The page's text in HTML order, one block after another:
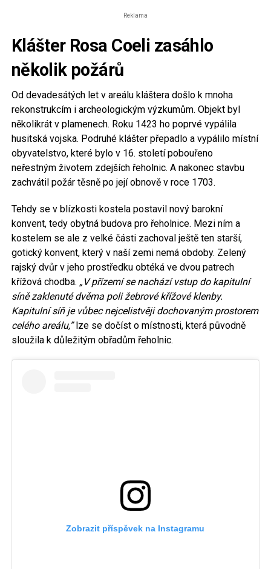
Reklama
Klášter Rosa Coeli zasáhlo
několik požárů
Od devadesátých let v areálu kláštera došlo k mnoha
rekonstrukcím i archeologickým výzkumům. Objekt byl
několikrát v plamenech. Roku 1423 ho poprvé vypálila
husitská vojska. Podruhé klášter přepadlo a vypálilo místní
obyvatelstvo, které bylo v 16. století pobouřeno
neřestným životem zdejších řeholnic. A nakonec stavbu
zachvátil požár těsně po její obnově v roce 1703.
Tehdy se v blízkosti kostela postavil nový barokní
konvent, tedy obytná budova pro řeholnice. Mezi ním a
kostelem se ale z velké části zachoval ještě ten starší,
gotický konvent, který v naší zemi nemá obdoby. Zelený
rajský dvůr v jeho prostředku obtéká ve dvou patrech
křížová chodba. „V přízemí se nachází vstup do kapitulní
síně zaklenuté dvěma poli žebrové křížové klenby.
Kapitulní síň je vůbec nejcelistvěji dochovaným prostorem
celého areálu,”lze se dočíst o místnosti, která původně
sloužila k důležitým obřadům řeholnic.
Zobrazit příspěvek na Instagramu